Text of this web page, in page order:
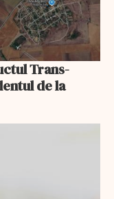
Trans-
de la